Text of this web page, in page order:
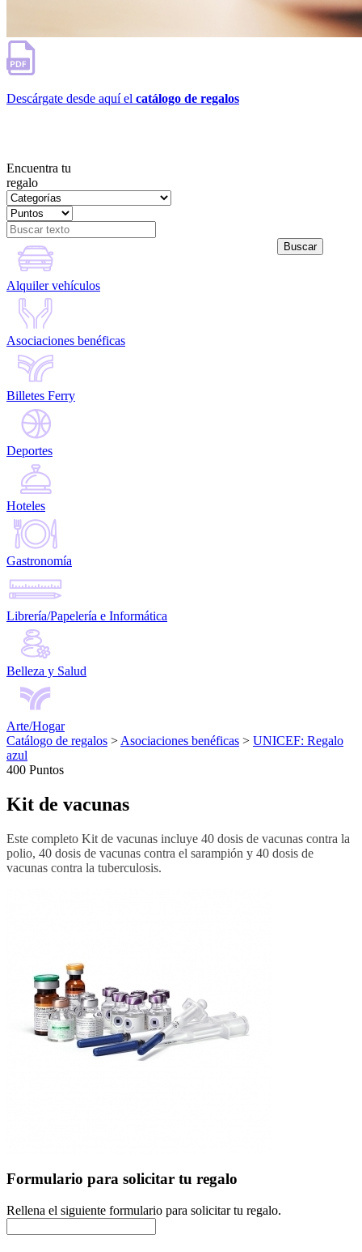
Descárgate desde aquí el catálogo de regalos
Encuentra tu
regalo
Alquiler vehículos
Asociaciones benéficas
Billetes Ferry
Deportes
Hoteles
Gastronomía
Librería/Papelería e Informática
Belleza y Salud
Arte/Hogar
Catálogo de regalos >Asociaciones benéficas > UNICEF: Regalo
azul
400 Puntos
Kit de vacunas
Este completo Kit de vacunas incluye 40 dosis de vacunas contra la
polio, 40 dosis de vacunas contra el sarampión y 40 dosis de
vacunas contra la tuberculosis.
Formulario para solicitar tu regalo
Rellena el siguiente formulario para solicitar tu regalo.